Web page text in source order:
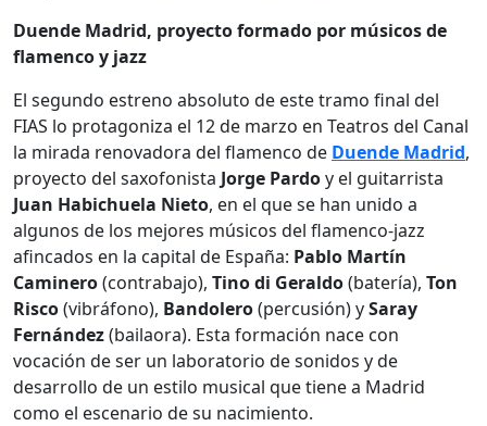
Duende Madrid, proyecto formado por músicos de
flamenco y jazz
El segundo estreno absoluto de este tramo final del
FIAS lo protagoniza el 12 de marzo en Teatros del Canal
la mirada renovadora del flamenco de Duende Madrid,
proyecto del saxofonista Jorge Pardoy el guitarrista
Juan Habichuela Nieto, en el que se han unido a
algunos de los mejores músicos del flamenco-jazz
afincados en la capital de España: Pablo Martín
Caminero(contrabajo), Tino di Geraldo(batería), Ton
Risco(vibráfono), Bandolero(percusión) ySaray
Fernández(bailaora). Esta formación nace con
vocación de ser un laboratorio de sonidos y de
desarrollo de un estilo musical que tiene a Madrid
como el escenario de su nacimiento.